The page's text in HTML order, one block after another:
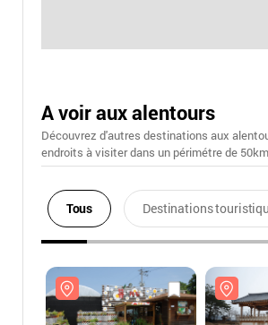
A voir aux alentours
Découvrez d'autres destinations aux
endroits à visiter dans un périmétre de
Tous Destinations